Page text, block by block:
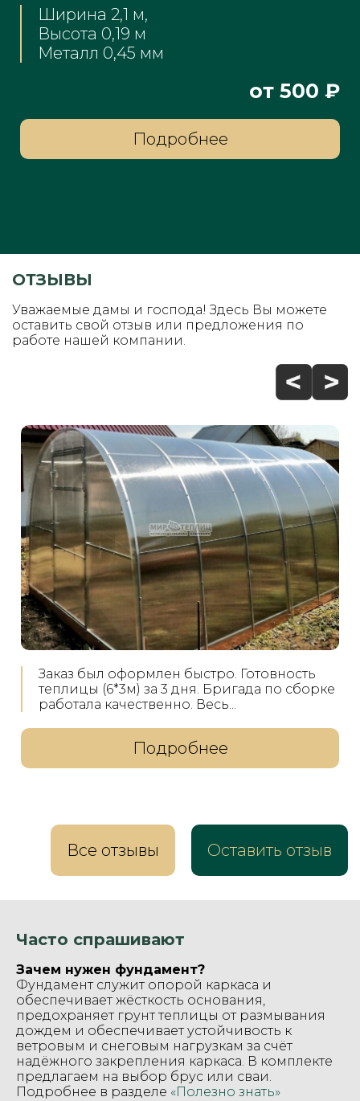
Ширина 2,1 м,
Высота 0,19 м
Металл 0,45 мм
от 500 ₽
Подробнее
ОТЗЫВЫ
Уважаемые дамы и господа! Здесь Вы можете
оставить свой отзыв или предложения по
работе нашей компании.
Заказ был оформлен быстро. Готовность
теплицы (6*3м) за 3 дня. Бригада по сборке
работала качественно. Весь...
Подробнее
Все отзывы Оставить отзыв
Часто спрашивают
Зачем нужен фундамент?
Фундамент служит опорой каркаса и
обеспечивает жёсткость основания,
предохраняет грунт теплицы от размывания
дождем и обеспечивает устойчивость к
ветровым и снеговым нагрузкам за счёт
надёжного закрепления каркаса. В комплекте
предлагаем на выбор брус или сваи.
Подробнее в разделе «Полезно знать»